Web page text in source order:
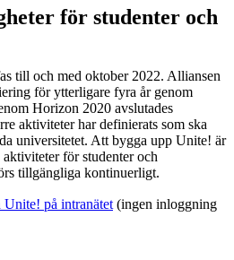
för studenter och
till och med oktober 2022. Alliansen
för ytterligare fyra år genom
Horizon 2020 avslutades
aktiviteter har definierats som ska
universitetet. Att bygga upp Unite! är
för studenter och
tillgängliga kontinuerligt.
på intranätet (ingen inloggning